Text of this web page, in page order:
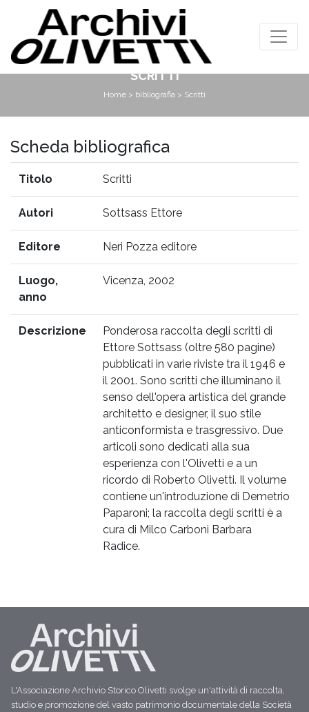
SCRITTI
Home > bibliografia > Scritti
Scheda bibliografica
Titolo Scritti
Autori Sottsass Ettore
Editore Neri Pozza editore
Luogo,
anno
Vicenza, 2002
Descrizione
Ponderosa raccolta degli scritti di
Ettore Sottsass (oltre 580 pagine)
pubblicati in varie riviste tra il 1946 e
il 2001. Sono scritti che illuminano il
senso dell'opera artistica del grande
architetto e designer, il suo stile
anticonformista e trasgressivo. Due
articoli sono dedicati alla sua
esperienza con l'Olivetti e a un
ricordo di Roberto Olivetti. Il volume
contiene un'introduzione di Demetrio
Paparoni; la raccolta degli scritti è a
cura di Milco Carboni Barbara
Radice.
L'Associazione Archivio Storico Olivetti svolge un'attività di raccolta,
studio e promozione del vasto patrimonio documentale della Società